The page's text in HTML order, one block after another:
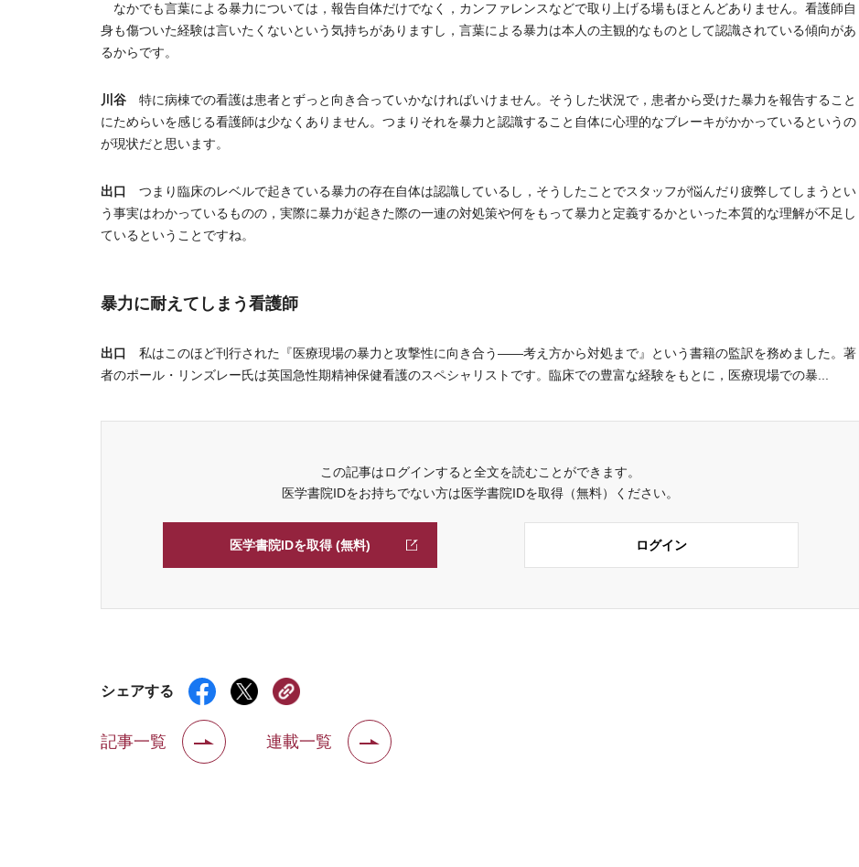
なかでも言葉による暴力については，報告自体だけでなく，カンファレンスなどで取り上げる場もほとんどありません。看護師自
身も傷ついた経験は言いたくないという気持ちがありますし，言葉による暴力は本人の主観的なものとして認識されている傾向があ
るからです。
川谷 特に病棟での看護は患者とずっと向き合っていかなければいけません。そうした状況で，患者から受けた暴力を報告すること
にためらいを感じる看護師は少なくありません。つまりそれを暴力と認識すること自体に心理的なブレーキがかかっているというの
が現状だと思います。
出口 つまり臨床のレベルで起きている暴力の存在自体は認識しているし，そうしたことでスタッフが悩んだり疲弊してしまうとい
う事実はわかっているものの，実際に暴力が起きた際の一連の対処策や何をもって暴力と定義するかといった本質的な理解が不足し
ているということですね。
暴力に耐えてしまう看護師
出口 私はこのほど刊行された『医療現場の暴力と攻撃性に向き合う――考え方から対処まで』という書籍の監訳を務めました。著
者のポール・リンズレー氏は英国急性期精神保健看護のスペシャリストです。臨床での豊富な経験をもとに，医療現場での暴...
この記事はログインすると全文を読むことができます。
医学書院IDをお持ちでない方は医学書院IDを取得（無料）ください。
医学書院IDを取得 (無料) ログイン
シェアする
記事一覧 連載一覧